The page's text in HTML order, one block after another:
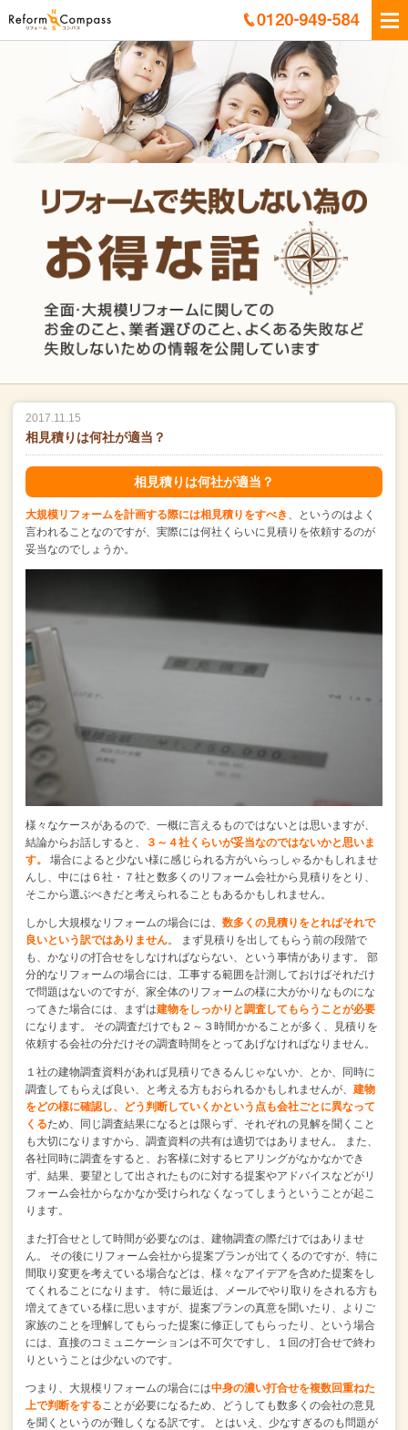
2017.11.15
相見積りは何社が適当？
相見積りは何社が適当？
大規模リフォームを計画する際には相見積りをすべき
、というのはよく
言われることなのですが、実際には何社くらいに見積りを依頼するのが
妥当なのでしょうか。
様々なケースがあるので、一概に言えるものではないとは思いますが、
結論からお話しすると、
３～４社くらいが妥当なのではないかと思いま
す。
場合によると少ない様に感じられる方がいらっしゃるかもしれませ
んし、中には６社・７社と数多くのリフォーム会社から見積りをとり、
そこから選ぶべきだと考えられることもあるかもしれません。
しかし大規模なリフォームの場合には、 数多くの見積りをとればそれで
良いという訳ではありません。
まず見積りを出してもらう前の段階で
も、かなりの打合せをしなければならない、という事情があります。
部
分的なリフォームの場合には、工事する範囲を計測しておけばそれだけ
で問題はないのですが、家全体のリフォームの様に大がかりなものにな
ってきた場合には、まずは建物をしっかりと調査してもらうことが必要
になります。
その調査だけでも２～３時間かかることが多く、見積りを
依頼する会社の分だけその調査時間をとってあげなければなりません。
１社の建物調査資料があれば見積りできるんじゃないか、とか、同時に
調査してもらえば良い、と考える方もおられるかもしれませんが、 建物
をどの様に確認し、どう判断していくかという点も会社ごとに異なって
くるため、同じ調査結果になるとは限らず、それぞれの見解を聞くこと
も大切になりますから、調査資料の共有は適切ではありません。
また、
各社同時に調査をすると、お客様に対するヒアリングがなかなかでき
ず、結果、要望として出されたものに対する提案やアドバイスなどがリ
フォーム会社からなかなか受けられなくなってしまうということが起こ
ります。
また打合せとして時間が必要なのは、建物調査の際だけではありませ
ん。
その後にリフォーム会社から提案プランが出てくるのですが、特に
間取り変更を考えている場合などは、様々なアイデアを含めた提案をし
てくれることになります。
特に最近は、メールでやり取りをされる方も
増えてきている様に思いますが、提案プランの真意を聞いたり、よりご
家族のことを理解してもらった提案に修正してもらったり、という場合
には、直接のコミュニケーションは不可欠ですし、１回の打合せで終わ
りということは少ないのです。
つまり、大規模リフォームの場合には中身の濃い打合せを複数回重ねた
上で判断をする ことが必要になるため、どうしても数多くの会社の意見
を聞くというのが難しくなる訳です。
とはいえ、少なすぎるのも問題が